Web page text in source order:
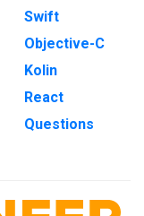
Swift
Objective-C
Kolin
React
Questions